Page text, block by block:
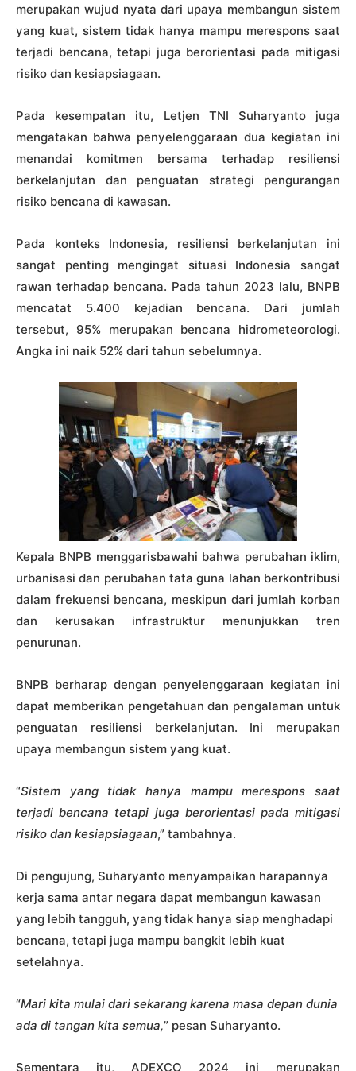
merupakan wujud nyata dari upaya membangun sistem
yang kuat, sistem tidak hanya mampu merespons saat
terjadi bencana, tetapi juga berorientasi pada mitigasi
risiko dan kesiapsiagaan.
Pada kesempatan itu, Letjen TNI Suharyanto juga
mengatakan bahwa penyelenggaraan dua kegiatan ini
menandai komitmen bersama terhadap resiliensi
berkelanjutan dan penguatan strategi pengurangan
risiko bencana di kawasan.
Pada konteks Indonesia, resiliensi berkelanjutan ini
sangat penting mengingat situasi Indonesia sangat
rawan terhadap bencana. Pada tahun 2023 lalu, BNPB
mencatat 5.400 kejadian bencana. Dari jumlah
tersebut, 95% merupakan bencana hidrometeorologi.
Angka ini naik 52% dari tahun sebelumnya.
Kepala BNPB menggarisbawahi bahwa perubahan iklim,
urbanisasi dan perubahan tata guna lahan berkontribusi
dalam frekuensi bencana, meskipun dari jumlah korban
dan kerusakan infrastruktur menunjukkan tren
penurunan.
BNPB berharap dengan penyelenggaraan kegiatan ini
dapat memberikan pengetahuan dan pengalaman untuk
penguatan resiliensi berkelanjutan. Ini merupakan
upaya membangun sistem yang kuat.
“Sistem yang tidak hanya mampu merespons saat
terjadi bencana tetapi juga berorientasi pada mitigasi
risiko dan kesiapsiagaan,” tambahnya.
Di pengujung, Suharyanto menyampaikan harapannya
kerja sama antar negara dapat membangun kawasan
yang lebih tangguh, yang tidak hanya siap menghadapi
bencana, tetapi juga mampu bangkit lebih kuat
setelahnya.
“Mari kita mulai dari sekarang karena masa depan dunia
ada di tangan kita semua,” pesan Suharyanto.
Sementara itu, ADEXCO 2024 ini merupakan